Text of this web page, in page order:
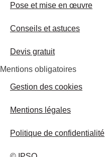
Pose et mise en œuvre
Conseils et astuces
Devis gratuit
Mentions obligatoires
Gestion des cookies
Mentions légales
Politique de confidentialité